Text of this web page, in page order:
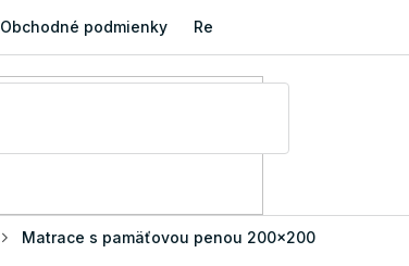
Obchodné podmienky Reklamácia a vrátenie tovaru
Matrace s pamäťovou penou 200x200